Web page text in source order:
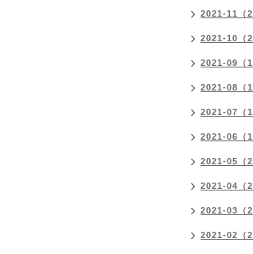
2021-11（
2021-10（
2021-09（
2021-08（
2021-07（
2021-06（
2021-05（
2021-04（
2021-03（
2021-02（